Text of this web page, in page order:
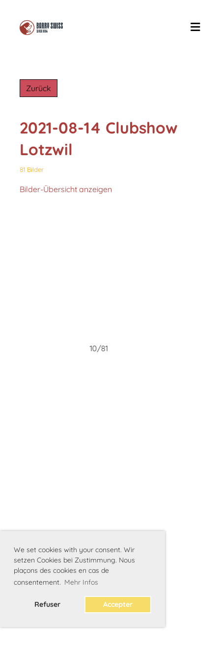
We set cookies with your consent. Wir
setzen Cookies bei Zustimmung. Nous
plaçons des cookies en cas de
consentement. Mehr Infos
Refuser Accepter
Zurück
2021-08-14 Clubshow
Lotzwil
81 Bilder
Bilder-Übersicht anzeigen
10/81